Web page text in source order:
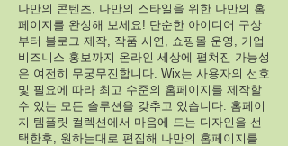
나만의 콘텐츠, 나만의 스타일을 위한 나만의 홈
페이지를 완성해 보세요! 단순한 아이디어 구상
부터 블로그 제작, 작품 시연, 쇼핑몰 운영, 기업
비즈니스 홍보까지 온라인 세상에 펼쳐진 가능성
은 여전히 무궁무진합니다. Wix는 사용자의 선호
및 필요에 따라 최고 수준의 홈페이지를 제작할
수 있는 모든 솔루션을 갖추고 있습니다. 홈페이
지 템플릿 컬렉션에서 마음에 드는 디자인을 선
택한후, 원하는대로 편집해 나만의 홈페이지를